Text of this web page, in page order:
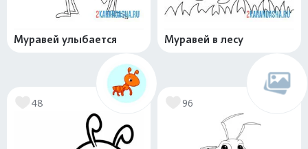
Муравей улыбается Муравей в лесу
48 96